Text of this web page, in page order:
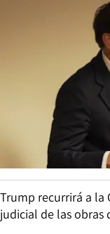
Trump recurrirá a la
judicial de las obras